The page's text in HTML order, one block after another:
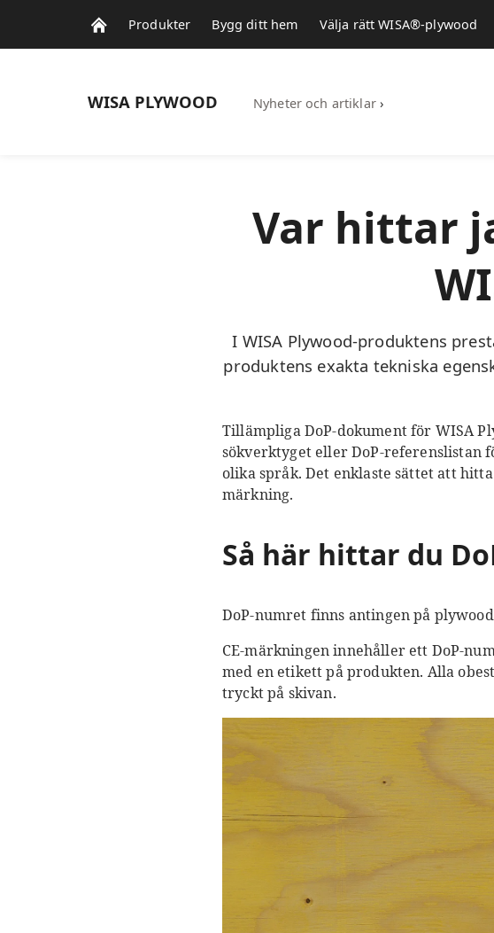
Produkter Bygg ditt hem Välja rätt WISA®-plywood
WISA PLYWOOD Nyheter och artiklar ›
Var hittar
I WISA Plywood-produktens
produktens exakta tekniska
Tillämpliga DoP-dokument för WISA
sökverktyget eller DoP-referenslistan
olika språk. Det enklaste sättet att
märkning.
Så här hittar du
DoP-numret finns antingen på
CE-märkningen innehåller ett DoP-
med en etikett på produkten. Alla
tryckt på skivan.